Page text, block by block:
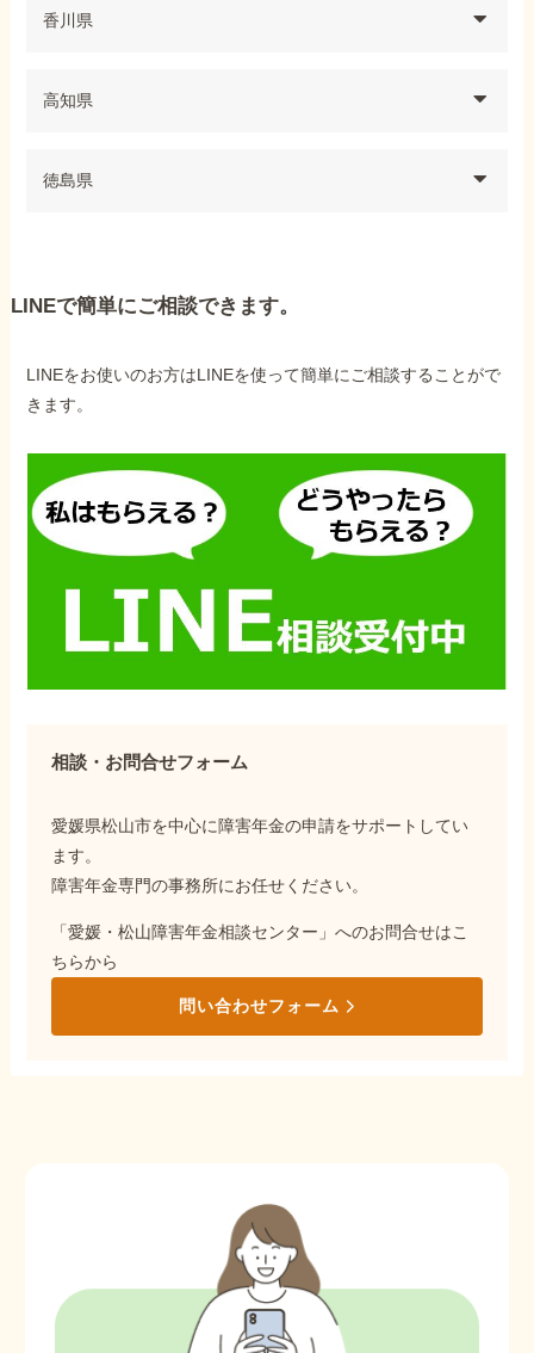
香川県
高知県
徳島県
LINEで簡単にご相談できます。
LINEをお使いのお方はLINEを使って簡単にご相談することがで
きます。
相談・お問合せフォーム
愛媛県松山市を中心に障害年金の申請をサポートしてい
ます。
障害年金専門の事務所にお任せください。
「愛媛・松山障害年金相談センター」へのお問合せはこ
ちらから
問い合わせフォーム